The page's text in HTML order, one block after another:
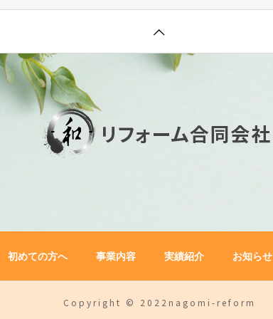
初めての方へ 事業内容 実績紹介 お知らせ
Copyright © 2022nagomi-reform